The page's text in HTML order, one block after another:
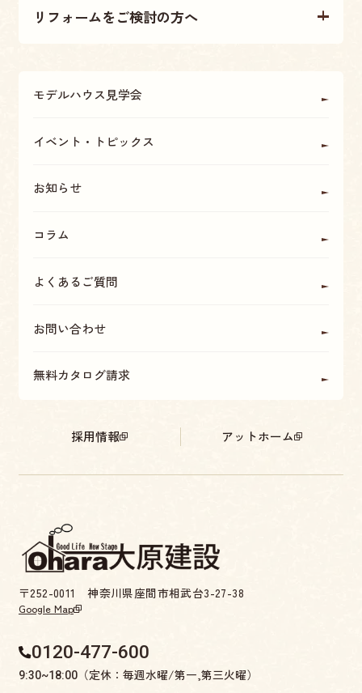
不動産情報
リフォームをご検討の方へ
モデルハウス見学会
イベント・トピックス
お知らせ
コラム
よくあるご質問
お問い合わせ
無料カタログ請求
採用情報 アットホーム
〒252-0011 神奈川県座間市相武台3-27-38
Google Map
0120-477-600
9:30~18:00（定休：毎週水曜/第一,第三火曜）